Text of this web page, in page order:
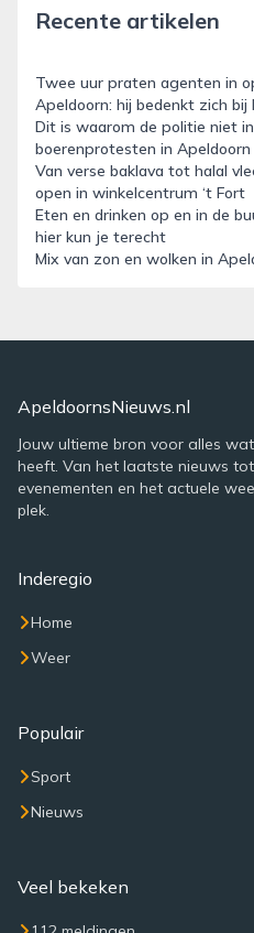
Recente artikelen
Twee uur praten agenten in
Apeldoorn: hij bedenkt zich
Dit is waarom de politie niet
boerenprotesten in Apeldoorn
Van verse baklava tot halal
open in winkelcentrum ‘t Fort
Eten en drinken op en in de
hier kun je terecht
Mix van zon en wolken in
ApeldoornsNieuws.nl
Jouw ultieme bron voor alles
heeft. Van het laatste nieuws
evenementen en het actuele
plek.
Inderegio
Home
Weer
Populair
Sport
Nieuws
Veel bekeken